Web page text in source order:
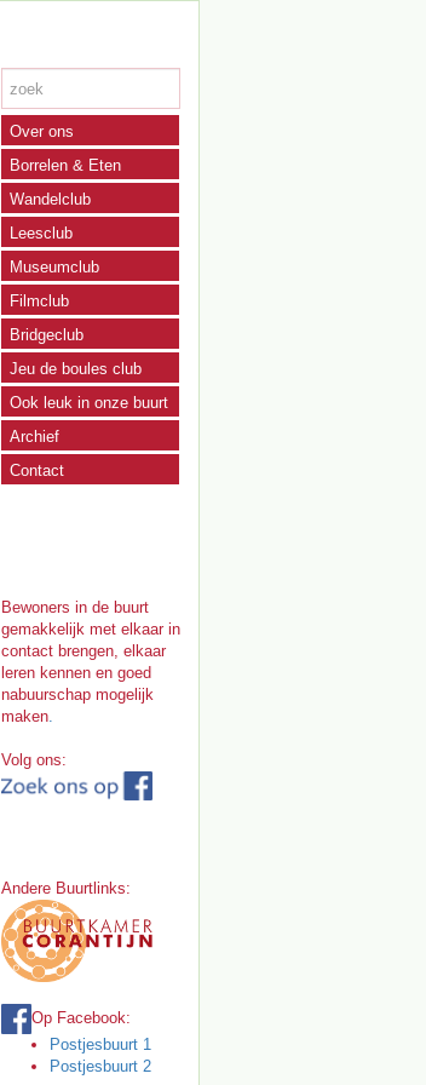
Over ons
Borrelen & Eten
Wandelclub
Leesclub
Museumclub
Filmclub
Bridgeclub
Jeu de boules club
Ook leuk in onze buurt
Archief
Contact
Bewoners in de buurt
gemakkelijk met elkaar in
contact brengen, elkaar
leren kennen en goed
nabuurschap mogelijk
maken.
Volg ons:
Andere Buurtlinks:
Op Facebook:
Postjesbuurt 1
Postjesbuurt 2